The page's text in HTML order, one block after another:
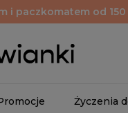
i paczkomatem od 150
Życzenia